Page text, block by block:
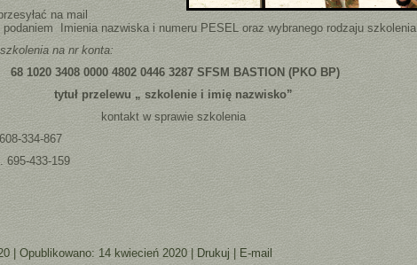
na mail
podaniem Imienia nazwiska i numeru PESEL oraz wybranego rodzaju szkolenia.
na nr konta:
68 1020 3408 0000 4802 0446 3287 SFSM BASTION (PKO BP)
tytuł przelewu „ szkolenie i imię nazwisko”
kontakt w sprawie szkolenia
334-867
695-433-159
|Opublikowano: 14 kwiecień 2020| Drukuj E-mail